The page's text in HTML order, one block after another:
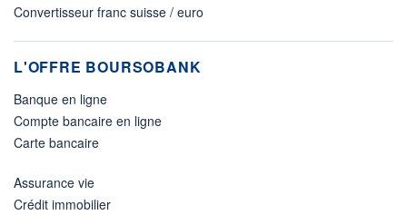
Convertisseur franc suisse / euro
L'OFFRE BOURSOBANK
Banque en ligne
Compte bancaire en ligne
Carte bancaire
Assurance vie
Crédit immobilier